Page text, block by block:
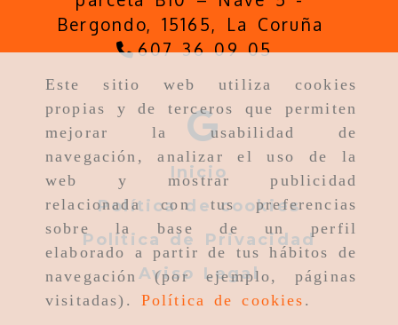
Este sitio web utiliza cookies
propias y de terceros que permiten
mejorar la usabilidad de
navegación, analizar el uso de la
web y mostrar publicidad
relacionada con tus preferencias
sobre la base de un perfil
elaborado a partir de tus hábitos de
navegación (por ejemplo, páginas
visitadas). Política de cookies .
Bergondo, 15165, La Coruña
607 36 09 05
Inicio
Política de cookies
Política de Privacidad
Aviso Legal